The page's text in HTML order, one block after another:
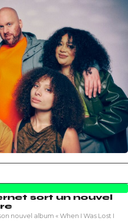
sort un nouvel
nouvel album « When I Was Lost I